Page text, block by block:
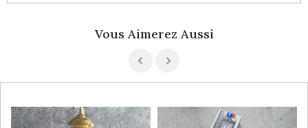
Vous Aimerez Aussi